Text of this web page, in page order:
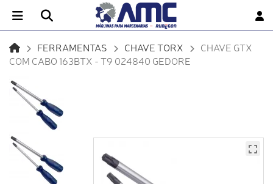
FERRAMENTAS CHAVE TORX
CHAVE GTX
COM CABO 163BTX - T9 024840 GEDORE